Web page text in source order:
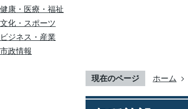
健康・医療・福祉
文化・スポーツ
ビジネス・産業
市政情報
現在のページ ホーム